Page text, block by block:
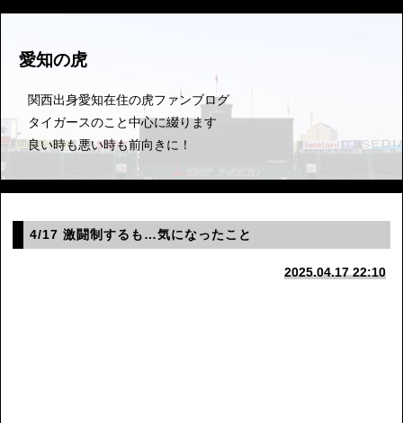
愛知の虎
関西出身愛知在住の虎ファンブログ
タイガースのこと中心に綴ります
良い時も悪い時も前向きに！
4/17 激闘制するも…気になったこと
2025.04.17 22:10